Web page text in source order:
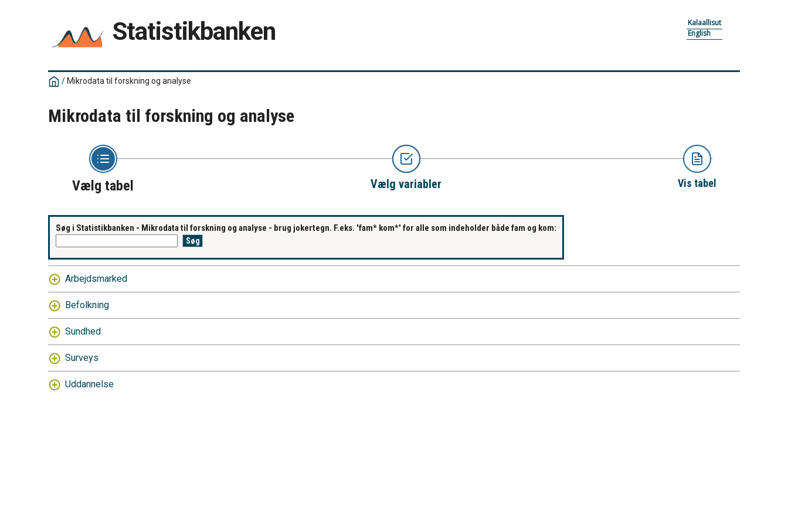
Statistikbanken
Kalaallisut
English
/ Mikrodata til forskning og analyse
Mikrodata til forskning og analyse
Vælg tabel Vælg variabler Vis tabel
Søg i Statistikbanken - Mikrodata til forskning og analyse - brug jokertegn. F.eks. 'fam* kom*' for alle som indeholder både fam og kom:
Arbejdsmarked
Befolkning
Sundhed
Surveys
Uddannelse